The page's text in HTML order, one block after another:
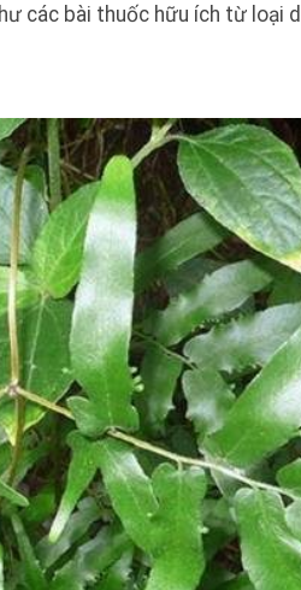
các bài thuốc hữu ích từ loại